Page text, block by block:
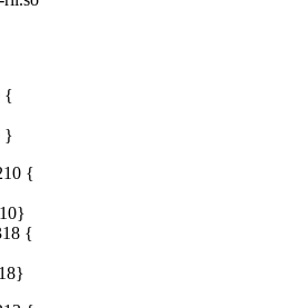
{
}
{
{